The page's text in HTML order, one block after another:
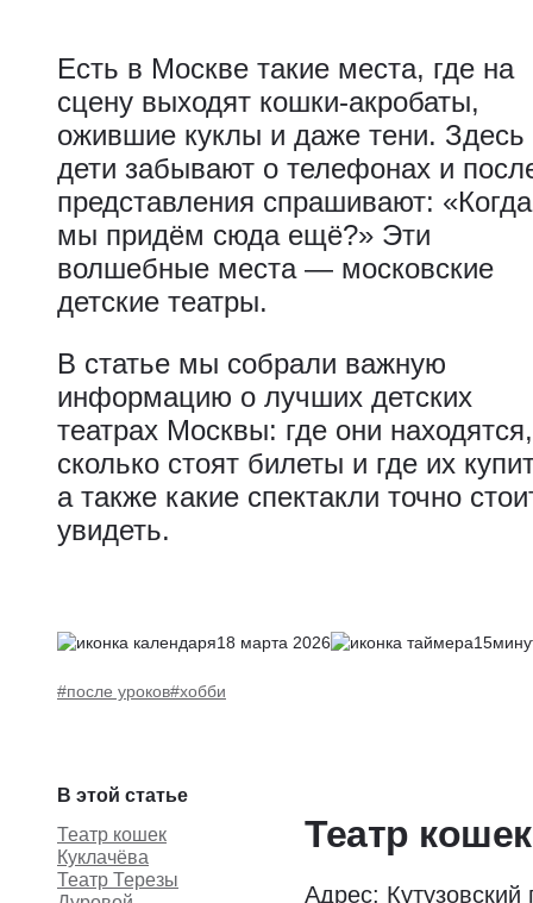
Есть в Москве такие места, где на
сцену выходят кошки-акробаты,
ожившие куклы и даже тени. Здесь
дети забывают о телефонах и
представления спрашивают: «Когда
мы придём сюда ещё?» Эти
волшебные места — московские
детские театры.
В статье мы собрали важную
информацию о лучших детских
театрах Москвы: где они находятся,
сколько стоят билеты и где их
а также какие спектакли точно
увидеть.
18 марта 2026
#после уроков#хобби
В этой статье
Театр кошек
Куклачёва
Театр Терезы
Театр
Адрес: Кутузовский